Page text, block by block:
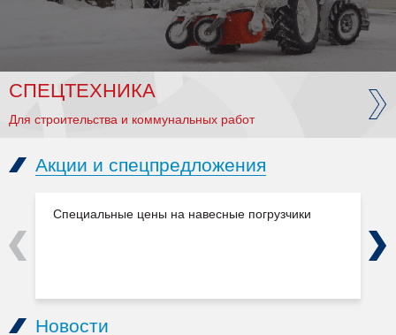
СПЕЦТЕХНИКА
Для строительства и коммунальных работ
Акции и спецпредложения
Специальные цены на навесные погрузчики
Previous Next
Новости